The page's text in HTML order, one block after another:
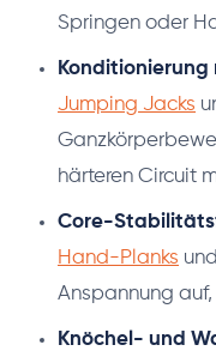
Springen oder
Jumping Jacks
härteren Circuit
Core-
Hand-Planks und
Anspannung
Knöchel- und